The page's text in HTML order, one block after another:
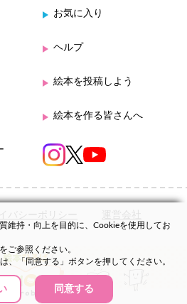
お気に入り
ヘルプ
絵本を投稿しよう
絵本を作る皆さんへ
バシーポリシー 運営会社
維持・向上を目的に、Cookieを使用してお
をご参照ください。
、「同意する」ボタンを押してください。
同意する